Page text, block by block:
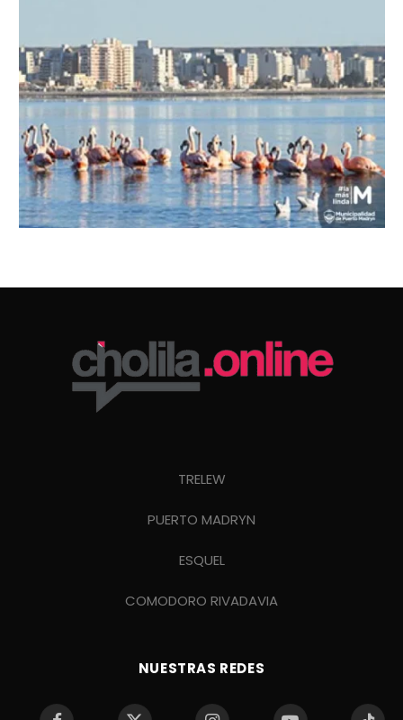
TRELEW
PUERTO MADRYN
ESQUEL
COMODORO RIVADAVIA
NUESTRAS REDES